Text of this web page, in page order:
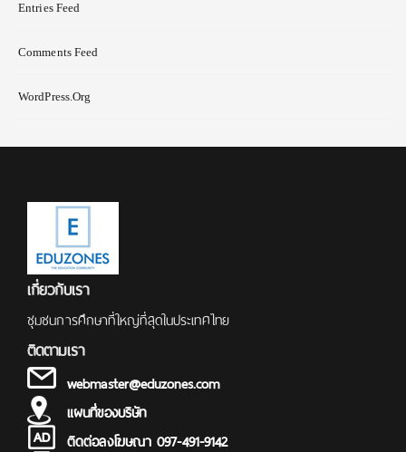
Entries Feed
Comments Feed
WordPress.org
เกี่ยวกับเรา
ชุมชนการศึกษาที่ใหญ่ที่สุดในประเทศไทย
ติดตามเรา
webmaster@eduzones.com
แผนที่ของบริษัท
ติดต่อลงโฆษณา 097-491-9142